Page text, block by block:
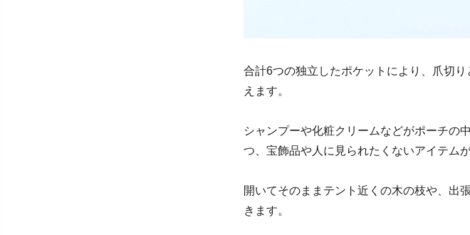
合計6つの独立したポケットにより、爪切
えます。
シャンプーや化粧クリームなどがポーチの
つ、宝飾品や人に見られたくないアイテム
開いてそのままテント近くの木の枝や、出
きます。